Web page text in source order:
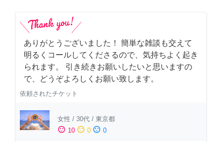
ありがとうございました！ 簡単な雑談も交えて
明るくコールしてくださるので、気持ちよく起き
られます。 引き続きお願いしたいと思いますの
で、どうぞよろしくお願い致します。
依頼されたチケット
女性 / 30代 / 東京都
sentiment_satisfied 10 sentiment_neutral 0 sentiment_dissatisfied 0